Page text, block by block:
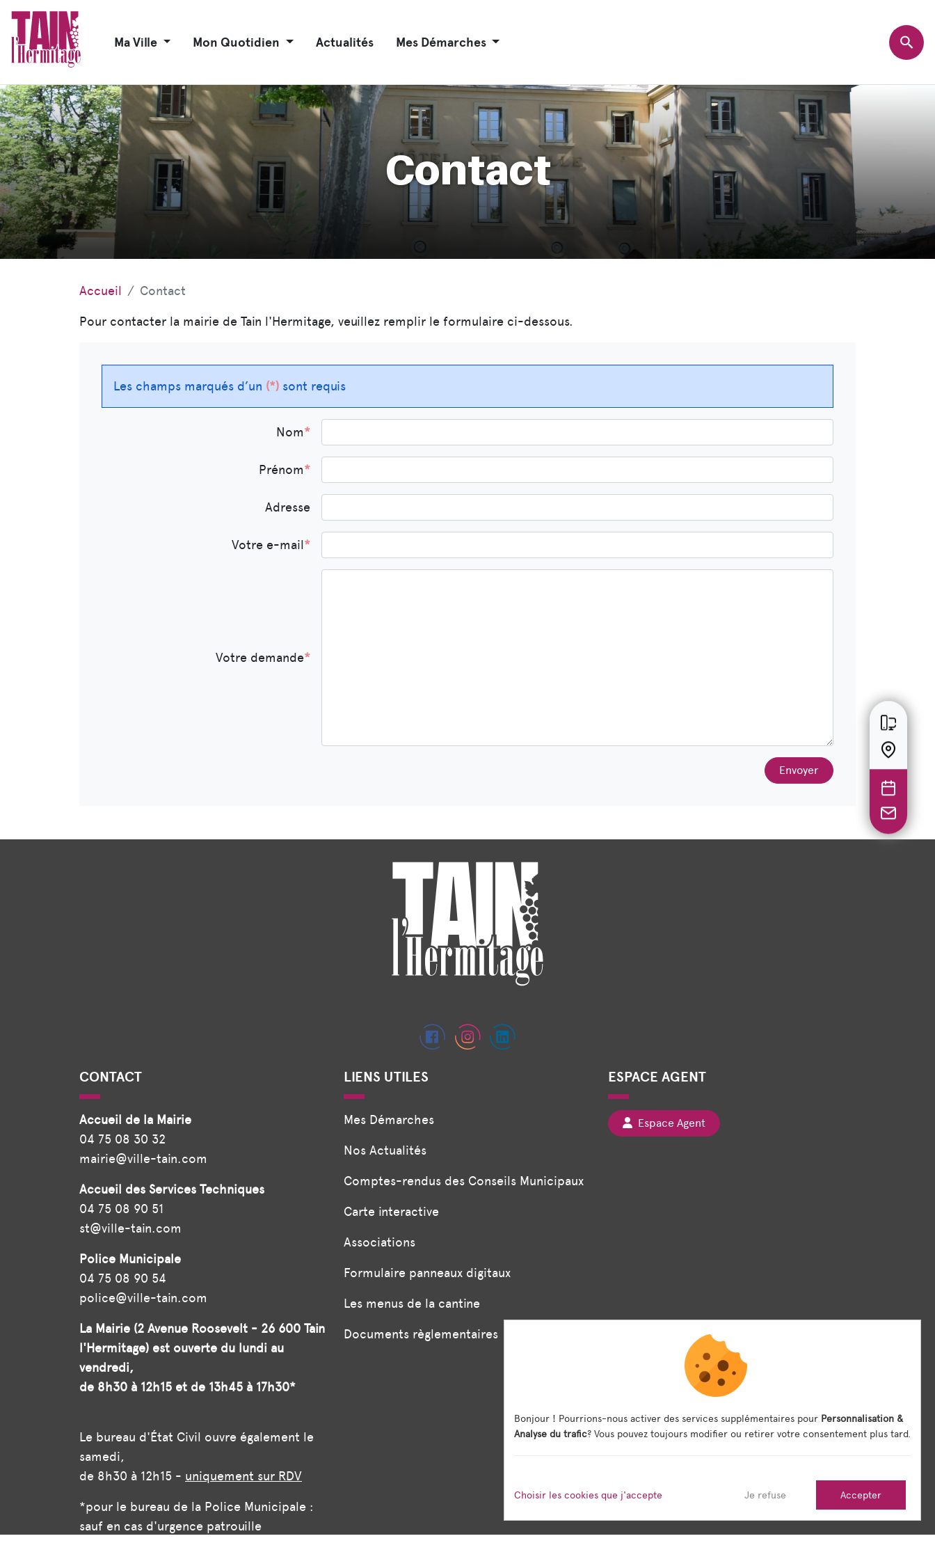
Ma Ville Mon Quotidien Actualités Mes Démarches
Contact
Accueil Contact
Pour contacter la mairie de Tain l'Hermitage, veuillez remplir le formulaire ci-dessous.
Les champs marqués d’un * sont requis
Nom*
Prénom*
Adresse
Votre e-mail*
Votre demande*
Envoyer
CONTACT
Accueil de la Mairie
04 75 08 30 32
mairie@ville-tain.com
Accueil des Services Techniques
04 75 08 90 51
st@ville-tain.com
Police Municipale
04 75 08 90 54
police@ville-tain.com
La Mairie (2 Avenue Roosevelt - 26 600 Tain
l'Hermitage) est ouverte du lundi au
vendredi,
de 8h30 à 12h15 et de 13h45 à 17h30*
Le bureau d'État Civil ouvre également le
samedi,
de 8h30 à 12h15 - uniquement sur RDV
*pour le bureau de la Police Municipale :
sauf en cas d'urgence patrouille
LIENS UTILES
Mes Démarches
Nos Actualités
Comptes-rendus des Conseils Municipaux
Carte interactive
Associations
Formulaire panneaux digitaux
Les menus de la cantine
Documents règlementaires
ESPACE AGENT
Espace Agent
Bonjour ! Pourrions-nous activer des services supplémentaires pour Personnalisation &
Analyse du trafic? Vous pouvez toujours modifier ou retirer votre consentement plus tard.
Choisir les cookies que j'accepte Je refuse Accepter